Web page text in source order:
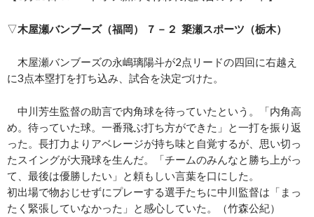
▽木屋瀬バンブーズ（福岡） ７－２ 簗瀬スポーツ（栃木）
木屋瀬バンブーズの永嶋璃陽斗が2点リードの四回に右越え
に3点本塁打を打ち込み、試合を決定づけた。
中川芳生監督の助言で内角球を待っていたという。「内角高
め。待っていた球。一番飛ぶ打ち方ができた」と一打を振り返
った。長打力よりアベレージが持ち味と自覚するが、思い切っ
たスイングが大飛球を生んだ。「チームのみんなと勝ち上がっ
て、最後は優勝したい」と頼もしい言葉を口にした。
初出場で物おじせずにプレーする選手たちに中川監督は「まっ
たく緊張していなかった」と感心していた。（竹森公紀）